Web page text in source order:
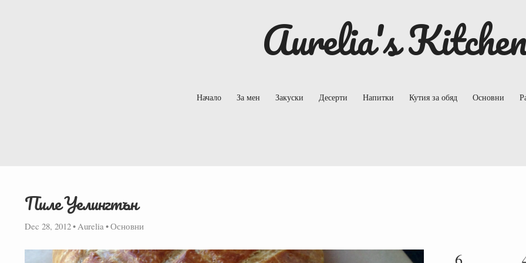
Aurelia's
Начало За мен Закуски Десерти Напитки Кутия за обяд Основни
Пиле Уелингтън
Dec 28, 2012• Aurelia •Основни